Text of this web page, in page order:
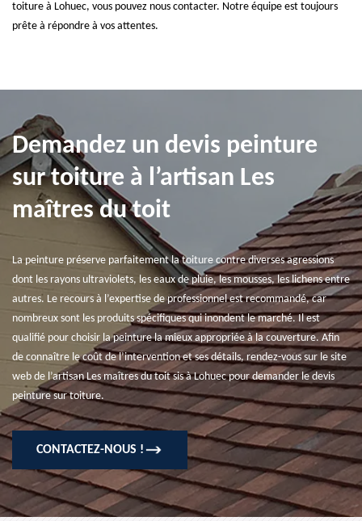
toiture à Lohuec, vous pouvez nous contacter. Notre équipe est toujours
prête à répondre à vos attentes.
Demandez un devis peinture
sur toiture à l’artisan Les
maîtres du toit
La peinture préserve parfaitement la toiture contre diverses agressions
dont les rayons ultraviolets, les eaux de pluie, les mousses, les lichens entre
autres. Le recours à l’expertise de professionnel est recommandé, car
nombreux sont les produits spécifiques qui inondent le marché. Il est
qualifié pour choisir la peinture la mieux appropriée à la couverture. Afin
de connaître le coût de l’intervention et ses détails, rendez-vous sur le site
web de l’artisan Les maîtres du toit sis à Lohuec pour demander le devis
peinture sur toiture.
CONTACTEZ-NOUS !